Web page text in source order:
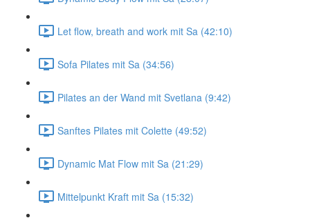
Let flow, breath and work mit Sa (42:10)
Sofa Pilates mit Sa (34:56)
Pilates an der Wand mit Svetlana (9:42)
Sanftes Pilates mit Colette (49:52)
Dynamic Mat Flow mit Sa (21:29)
Mittelpunkt Kraft mit Sa (15:32)